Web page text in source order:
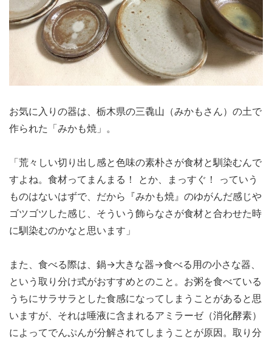
お気に入りの器は、栃木県の三毳山（みかもさん）の土で
作られた「みかも焼」。
「荒々しい切り出し感と色味の素朴さが食材と馴染むんで
すよね。食材ってまんまる！ とか、まっすぐ！ っていう
ものはないはずで、だから『みかも焼』のゆがんだ感じや
ゴツゴツした感じ、そういう飾らなさが食材と合わせた時
に馴染むのかなと思います」
また、食べる際は、鍋→大きな器→食べる用の小さな器、
という取り分け式がおすすめとのこと。お粥を食べている
うちにサラサラとした食感になってしまうことがあると思
いますが、それは唾液に含まれるアミラーゼ（消化酵素）
によってでんぷんが分解されてしまうことが原因。取り分